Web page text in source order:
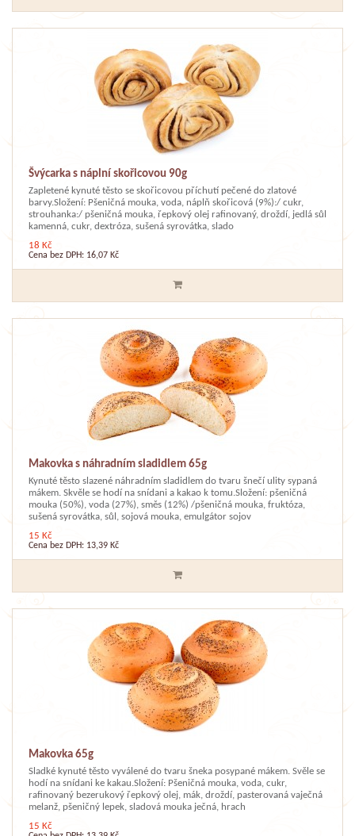
Švýcarka s náplní skořicovou 90g
Zapletené kynuté těsto se skořicovou příchutí pečené do zlatové
barvy.Složení: Pšeničná mouka, voda, náplň skořicová (9%):/ cukr,
strouhanka:/ pšeničná mouka, řepkový olej rafinovaný, droždí, jedlá sůl
kamenná, cukr, dextróza, sušená syrovátka, slado
18 Kč
Cena bez DPH: 16,07 Kč
Makovka s náhradním sladidlem 65g
Kynuté těsto slazené náhradním sladidlem do tvaru šnečí ulity sypaná
mákem. Skvěle se hodí na snídani a kakao k tomu.Složení: pšeničná
mouka (50%), voda (27%), směs (12%) /pšeničná mouka, fruktóza,
sušená syrovátka, sůl, sojová mouka, emulgátor sojov
15 Kč
Cena bez DPH: 13,39 Kč
Makovka 65g
Sladké kynuté těsto vyválené do tvaru šneka posypané mákem. Svěle se
hodí na snídani ke kakau.Složení: Pšeničná mouka, voda, cukr,
rafinovaný bezerukový řepkový olej, mák, droždí, pasterovaná vaječná
melanž, pšeničný lepek, sladová mouka ječná, hrach
15 Kč